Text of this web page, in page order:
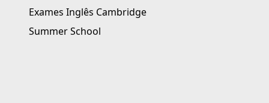
Exames Inglês Cambridge
Summer School